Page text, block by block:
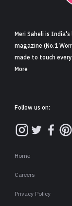
Meri Saheli is
magazine (No.1
made to touch
More
Follow us on:
Home
Careers
Privacy Policy